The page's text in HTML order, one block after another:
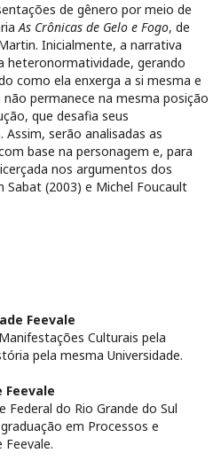
de gênero por meio de
As Crônicas de Gelo e Fogo, de
Inicialmente, a narrativa
heteronormatividade, gerando
como ela enxerga a si mesma e
permanece na mesma posição
que desafia seus
serão analisadas as
base na personagem e, para
nos argumentos dos
Sabat (2003) e Michel Foucault
Feevale
Culturais pela
pela mesma Universidade.
Feevale
Federal do Rio Grande do Sul
em Processos e